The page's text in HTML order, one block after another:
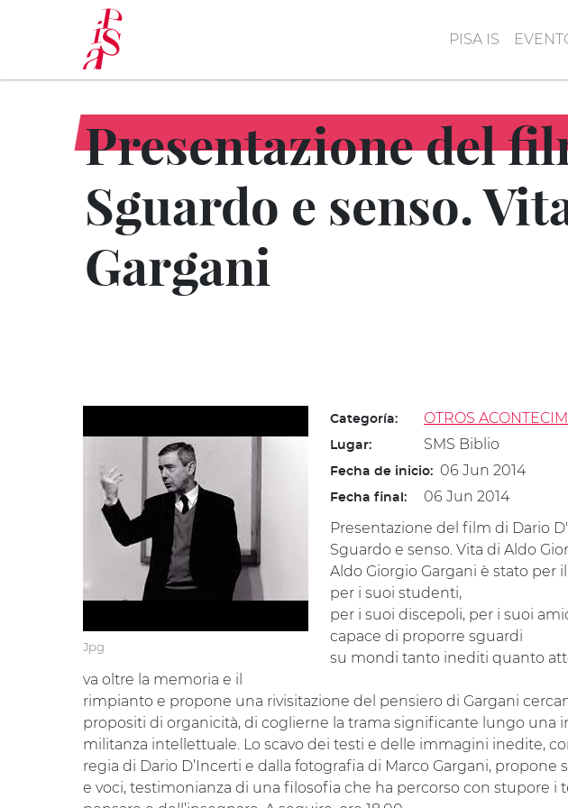
principal
PISA IS
Presentazione del
Sguardo e senso.
Gargani
Jpg
Categoría: OTROS
Lugar: SMS Biblio
Fecha de inicio: 06 Jun 2014
Fecha final:
06 Jun 2014
Presentazione del film di Dario
Sguardo e senso. Vita di Aldo
Aldo Giorgio Gargani è stato per
per i suoi studenti,
per i suoi discepoli, per i suoi
capace di proporre sguardi
su mondi tanto inediti quanto
va oltre la memoria e il
rimpianto e propone una rivisitazione del pensiero di Gargani
propositi di organicità, di coglierne la trama significante lungo una
militanza intellettuale. Lo scavo dei testi e delle immagini inedite,
regia di Dario D’Incerti e dalla fotografia di Marco Gargani, propone
e voci, testimonianza di una filosofia che ha percorso con stupore i